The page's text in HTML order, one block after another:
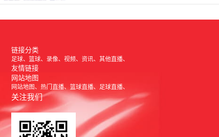
链接分类
足球 篮球 录像 视频 资讯 其他直播
友情链接
网站地图
网站地图 热门直播 篮球直播 足球直播
关注我们